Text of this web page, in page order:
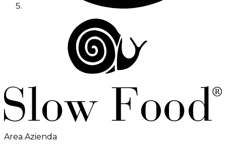
Area Azienda